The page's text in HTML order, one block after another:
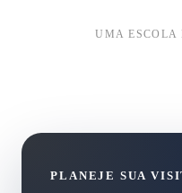
UMA ESCOLA
PLANEJE SUA